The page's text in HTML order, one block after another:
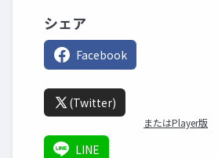
シェア
Facebook
(Twitter)
またはPlayer版
LINE